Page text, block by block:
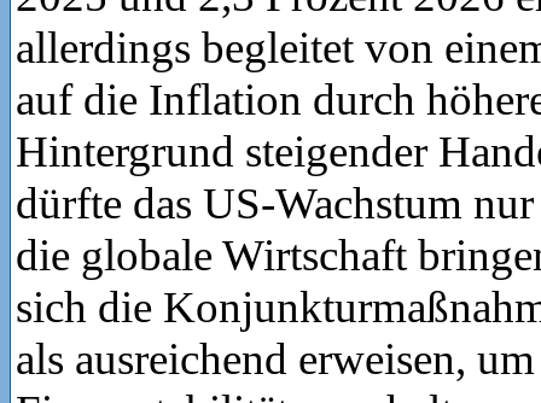
allerdings begleitet von
auf die Inflation durch
Hintergrund steigender
dürfte das US-Wachstum
die globale Wirtschaft
sich die
als ausreichend erweisen,